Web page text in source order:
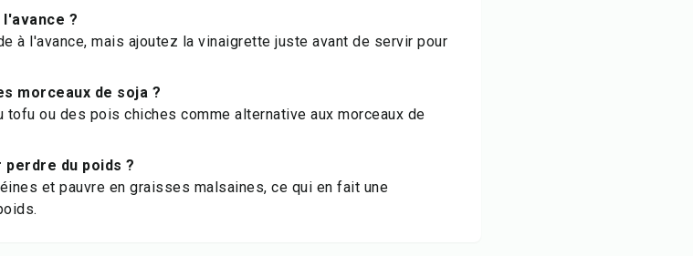
?
à l'avance, mais ajoutez la vinaigrette juste avant de servir pour
morceaux de soja ?
tofu ou des pois chiches comme alternative aux morceaux de
du poids ?
et pauvre en graisses malsaines, ce qui en fait une